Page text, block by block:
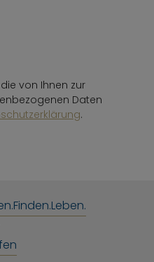
von Ihnen zur
Daten
.